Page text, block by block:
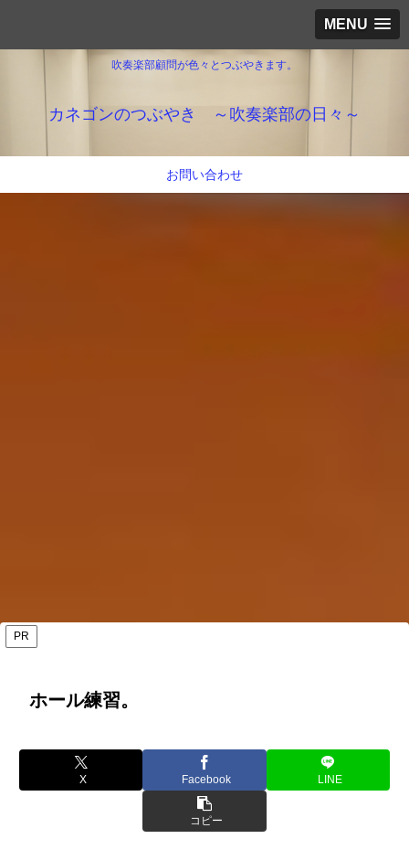
MENU
吹奏楽部顧問が色々とつぶやきます。
カネゴンのつぶやき ～吹奏楽部の日々～
お問い合わせ
PR
ホール練習。
X Facebook LINE
コピー